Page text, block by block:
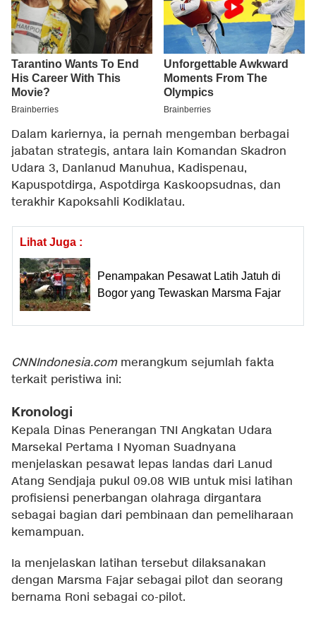
Dalam kariernya, ia pernah mengemban berbagai
jabatan strategis, antara lain Komandan Skadron
Udara 3, Danlanud Manuhua, Kadispenau,
Kapuspotdirga, Aspotdirga Kaskoopsudnas, dan
terakhir Kapoksahli Kodiklatau.
Lihat Juga :
Penampakan Pesawat Latih Jatuh di
Bogor yang Tewaskan Marsma Fajar
CNNIndonesia.commerangkum sejumlah fakta
terkait peristiwa ini:
Kronologi
Kepala Dinas Penerangan TNI Angkatan Udara
Marsekal Pertama I Nyoman Suadnyana
menjelaskan pesawat lepas landas dari Lanud
Atang Sendjaja pukul 09.08 WIB untuk misi latihan
profisiensi penerbangan olahraga dirgantara
sebagai bagian dari pembinaan dan pemeliharaan
kemampuan.
Ia menjelaskan latihan tersebut dilaksanakan
dengan Marsma Fajar sebagai pilot dan seorang
bernama Roni sebagai co-pilot.